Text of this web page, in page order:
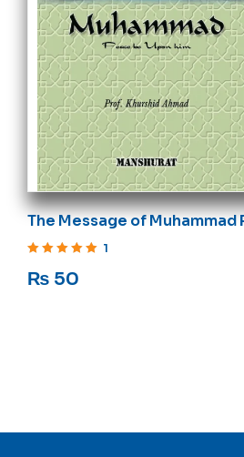
The Message of Muhammad
1
₨ 50